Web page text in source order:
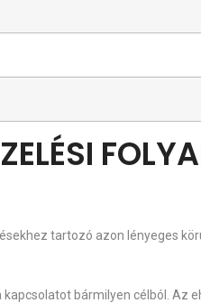
tartozó azon lényeges
bármilyen célból. Az